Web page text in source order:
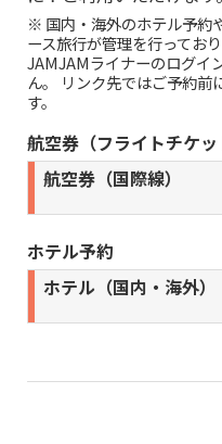
「鳴沢氷穴」探検＆桔梗信
催行決定しました。
■9月08日,11日,13日,19日
旅行『【全日程催行決定！
神秘的な氷の洞窟「鳴沢氷
峰狩り食べ放題』 催行まで
■9月05日出発 関東発 国内
定！】西船橋・東京発 納涼
定】西船橋発 100万本の黄
地下神殿「大谷資料館」』
定】西船橋発 100万本の黄
■8月13日出発 関東発 国内
※ 国内・海外のホテル予約
ース旅行が管理を行ってお
JAMJAMライナーのログイ
ん。 リンク先ではご予約前
す。
航空券（フライトチケ
航空券（国際線）
ホテル予約
ホテル（国内・海外）